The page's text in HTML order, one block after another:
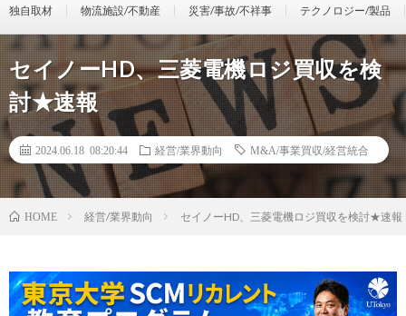
独自取材 物流施設/不動産 災害/事故/不祥事 テクノロジー/製品
セイノーHD、三菱電機ロジ買収を検
討★速報
2024.06.18 08:20:44 経営/業界動向 M&A/事業買収/経営統合
HOME 経営/業界動向 セイノーHD、三菱電機ロジ買収を検討★速報